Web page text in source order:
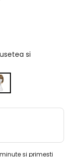
si
minutesi primesti